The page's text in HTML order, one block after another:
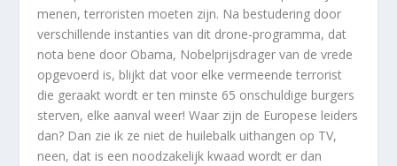
menen, terroristen moeten zijn. Na bestudering door
verschillende instanties van dit drone-programma, dat
nota bene door Obama, Nobelprijsdrager van de vrede
opgevoerd is, blijkt dat voor elke vermeende terrorist
die geraakt wordt er ten minste 65 onschuldige burgers
sterven, elke aanval weer! Waar zijn de Europese leiders
dan? Dan zie ik ze niet de huilebalk uithangen op TV,
neen, dat is een noodzakelijk kwaad wordt er dan